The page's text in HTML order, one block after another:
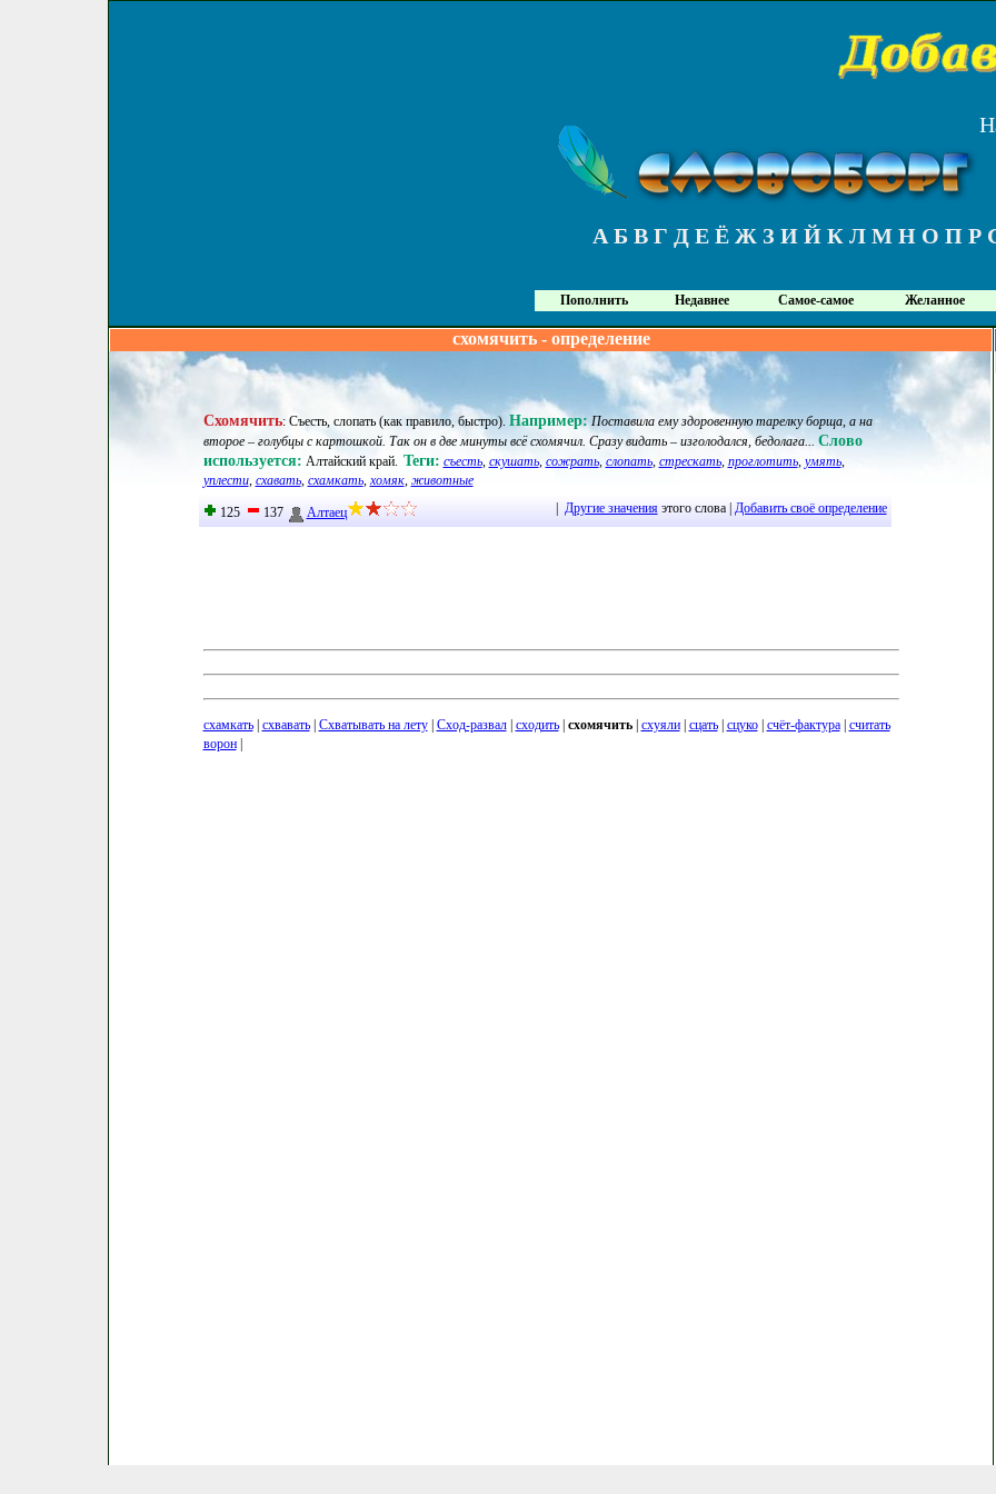
А Б В Г Д Е Ё Ж З И Й К Л М Н О П Р
Пополнить Недавнее Самое-самое Желанное
схомячить - определение
Схомячить: Съесть, слопать (как правило, быстро). Например: Поставила ему здоровенную тарелку борща, а на
второе – голубцы с картошкой. Так он в две минуты всё схомячил. Сразу видать – изголодался, бедолага... Слово
используется: Алтайский край. Теги: съесть, скушать, сожрать, слопать, стрескать, проглотить, умять,
уплести, схавать, схамкать, хомяк, животные
125 137 Алтаец Другие значенияэтого слова | Добавить своё определение
схамкать| схвавать| Схватывать на лету| Сход-развал| сходить| схомячить| схуяли| сцать| сцуко| счёт-фактура| считать
ворон|